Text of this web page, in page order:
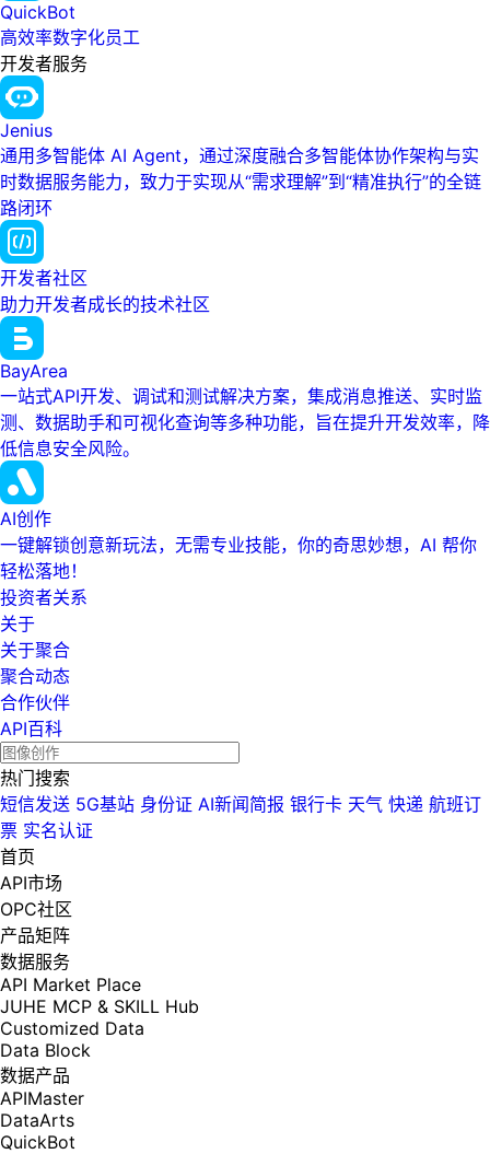
QuickBot
高效率数字化员工
开发者服务
Jenius
通用多智能体 AI Agent，通过深度融合多智能体协作架构与实
时数据服务能力，致力于实现从“需求理解”到“精准执行”的全链
路闭环
开发者社区
助力开发者成长的技术社区
BayArea
一站式API开发、调试和测试解决方案，集成消息推送、实时监
测、数据助手和可视化查询等多种功能，旨在提升开发效率，降
低信息安全风险。
AI创作
一键解锁创意新玩法，无需专业技能，你的奇思妙想，AI 帮你
轻松落地！
投资者关系
关于
关于聚合
聚合动态
合作伙伴
API百科
热门搜索
短信发送 5G基站 身份证 AI新闻简报 银行卡 天气 快递 航班订
票 实名认证
首页
API市场
OPC社区
产品矩阵
数据服务
API Market Place
JUHE MCP & SKILL Hub
Customized Data
Data Block
数据产品
APIMaster
DataArts
QuickBot